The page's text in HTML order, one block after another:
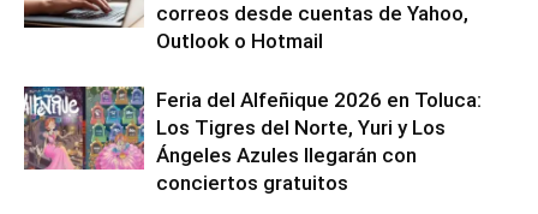
correos desde cuentas de Yahoo,
Outlook o Hotmail
Feria del Alfeñique 2026 en Toluca:
Los Tigres del Norte, Yuri y Los
Ángeles Azules llegarán con
conciertos gratuitos